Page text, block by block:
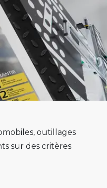
outillages
sur des critères